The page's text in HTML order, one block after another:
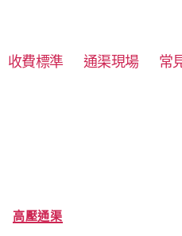
收費標準 通渠現場 常
高壓通渠